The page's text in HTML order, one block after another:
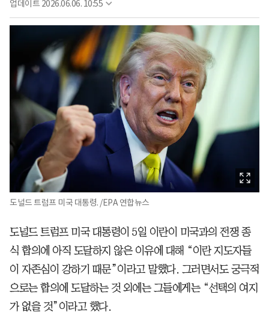
업데이트 2026.06.06. 10:55
도널드 트럼프 미국 대통령. /EPA 연합뉴스
도널드 트럼프 미국 대통령이 5일 이란이 미국과의 전쟁 종
식 합의에 아직 도달하지 않은 이유에 대해 “이란 지도자들
이 자존심이 강하기 때문”이라고 말했다. 그러면서도 궁극적
으로는 합의에 도달하는 것 외에는 그들에게는 “선택의 여지
가 없을 것”이라고 했다.